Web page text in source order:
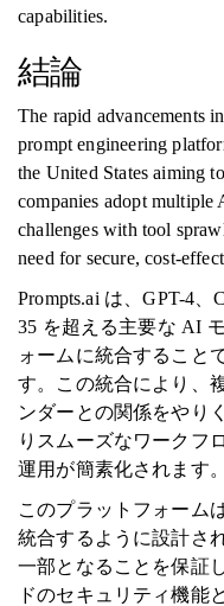
capabilities.
結論
The rapid advancements
prompt engineering
the United States aiming
companies adopt multiple
challenges with tool
need for secure, cost-
Prompts.ai は、GPT-4
35 を超える主要な AI
ォームに統合すること
す。この統合により、
ンダーとの関係をやり
りスムーズなワークフ
運用が簡素化されます。
このプラットフォーム
統合するように設計さ
一部となることを保証
ドのセキュリティ機能